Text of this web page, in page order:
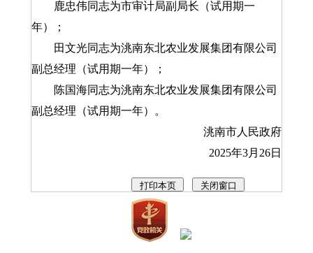
鹿忠伟同志为市审计局副局长（试用期一
年）；
田文光同志为洮南东北农业发展集团有限公司
副总经理（试用期一年）；
陈国海同志为洮南东北农业发展集团有限公司
副总经理（试用期一年）。
洮南市人民政府
2025年3月26日